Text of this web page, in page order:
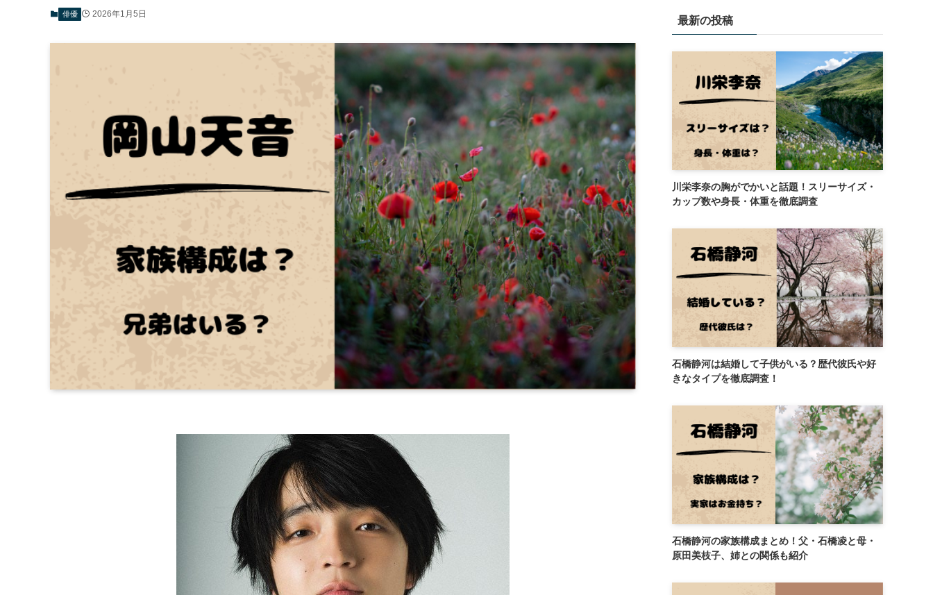
俳優 2026年1月5日
最新の投稿
川栄李奈の胸がでかいと話題！スリーサイズ・
カップ数や身長・体重を徹底調査
石橋静河は結婚して子供がいる？歴代彼氏や好
きなタイプを徹底調査！
石橋静河の家族構成まとめ！父・石橋凌と母・
原田美枝子、姉との関係も紹介